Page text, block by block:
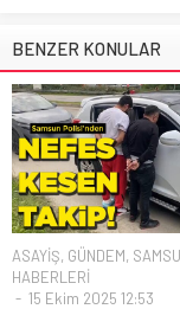
BENZER KONULAR
ASAYİŞ, GÜNDEM,
HABERLERİ
15 Ekim 2025 12:53